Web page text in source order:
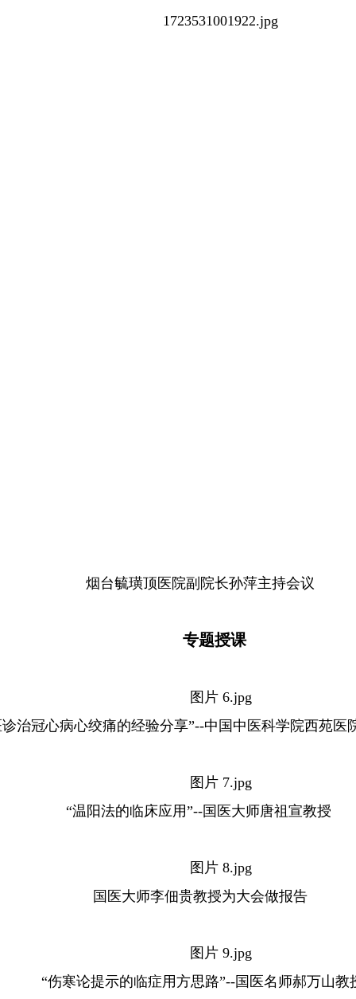
烟台毓璜顶医院副院长孙萍主持会议
专题授课
诊治冠心病心绞痛的经验分享”--中国中医科学院西苑医
“温阳法的临床应用”--国医大师唐祖宣教授
国医大师李佃贵教授为大会做报告
“伤寒论提示的临症用方思路”--国医名师郝万山教